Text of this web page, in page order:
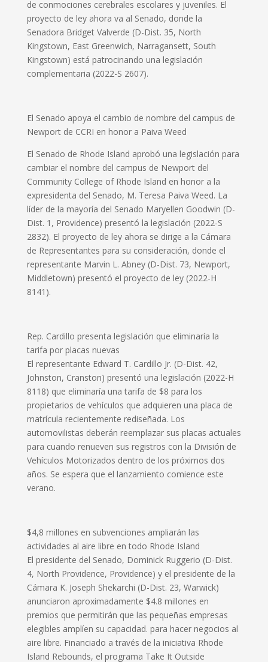
de conmociones cerebrales escolares y juveniles. El
proyecto de ley ahora va al Senado, donde la
Senadora Bridget Valverde (D-Dist. 35, North
Kingstown, East Greenwich, Narragansett, South
Kingstown) está patrocinando una legislación
complementaria (2022-S 2607).
El Senado apoya el cambio de nombre del campus de
Newport de CCRI en honor a Paiva Weed
El Senado de Rhode Island aprobó una legislación para
cambiar el nombre del campus de Newport del
Community College of Rhode Island en honor a la
expresidenta del Senado, M. Teresa Paiva Weed. La
líder de la mayoría del Senado Maryellen Goodwin (D-
Dist. 1, Providence) presentó la legislación (2022-S
2832). El proyecto de ley ahora se dirige a la Cámara
de Representantes para su consideración, donde el
representante Marvin L. Abney (D-Dist. 73, Newport,
Middletown) presentó el proyecto de ley (2022-H
8141).
Rep. Cardillo presenta legislación que eliminaría la
tarifa por placas nuevas
El representante Edward T. Cardillo Jr. (D-Dist. 42,
Johnston, Cranston) presentó una legislación (2022-H
8118) que eliminaría una tarifa de $8 para los
propietarios de vehículos que adquieren una placa de
matrícula recientemente rediseñada. Los
automovilistas deberán reemplazar sus placas actuales
para cuando renueven sus registros con la División de
Vehículos Motorizados dentro de los próximos dos
años. Se espera que el lanzamiento comience este
verano.
$4,8 millones en subvenciones ampliarán las
actividades al aire libre en todo Rhode Island
El presidente del Senado, Dominick Ruggerio (D-Dist.
4, North Providence, Providence) y el presidente de la
Cámara K. Joseph Shekarchi (D-Dist. 23, Warwick)
anunciaron aproximadamente $4.8 millones en
premios que permitirán que las pequeñas empresas
elegibles amplíen su capacidad. para hacer negocios al
aire libre. Financiado a través de la iniciativa Rhode
Island Rebounds, el programa Take It Outside